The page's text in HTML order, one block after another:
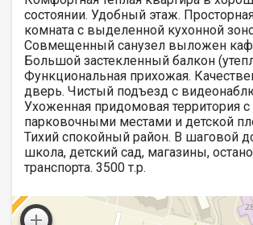
состоянии. Удобный этаж.
комната с выделенной кухонной
Совмещенный санузел выложен
Большой застекленный балкон
Функциональная прихожая.
дверь. Чистый подъезд с
Ухоженная придомовая территория с
парковочными местами и детской
Тихий спокойный район. В шаговой
школа, детский сад, магазины,
транспорта. 3500 т.р.